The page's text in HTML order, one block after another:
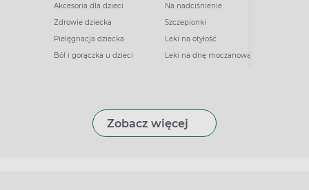
Akcesoria dla dzieci
Zdrowie dziecka
Pielęgnacja dziecka
Ból i gorączka u dzieci
Na nadciśnienie
Szczepionki
Leki na otyłość
Leki na dnę moczanową
Zobacz więcej